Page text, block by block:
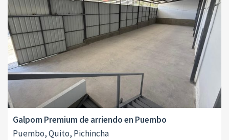
Galpom Premium de arriendo en Puembo
Puembo, Quito, Pichincha